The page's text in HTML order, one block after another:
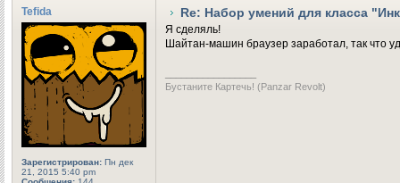
Tefida
Зарегистрирован: Пн дек
21, 2015 5:40 pm
Re: Набор умений для класса
Я сделяль!
Шайтан-машин браузер заработал, так что
Бустаните Картечь! (Panzar Revolt)